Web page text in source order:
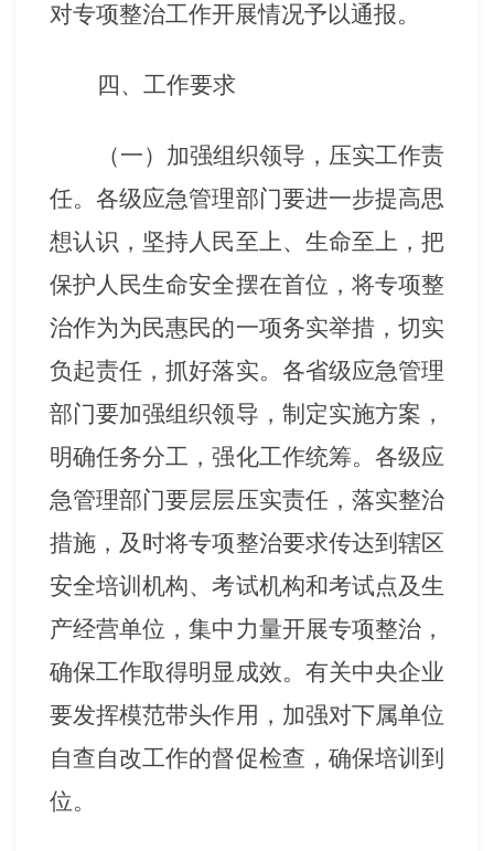
对专项整治工作开展情况予以通报。
四、工作要求
（一）加强组织领导，压实工作责
任。各级应急管理部门要进一步提高思
想认识，坚持人民至上、生命至上，把
保护人民生命安全摆在首位，将专项整
治作为为民惠民的一项务实举措，切实
负起责任，抓好落实。各省级应急管理
部门要加强组织领导，制定实施方案，
明确任务分工，强化工作统筹。各级应
急管理部门要层层压实责任，落实整治
措施，及时将专项整治要求传达到辖区
安全培训机构、考试机构和考试点及生
产经营单位，集中力量开展专项整治，
确保工作取得明显成效。有关中央企业
要发挥模范带头作用，加强对下属单位
自查自改工作的督促检查，确保培训到
位。